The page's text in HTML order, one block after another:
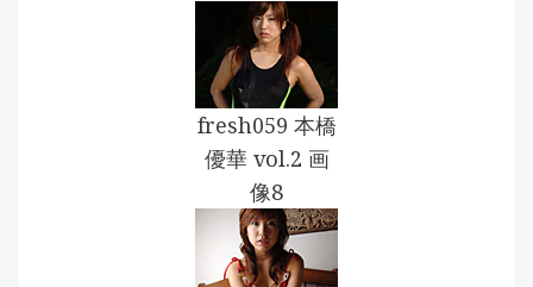
fresh059 本橋
優華 vol.2 画
像8